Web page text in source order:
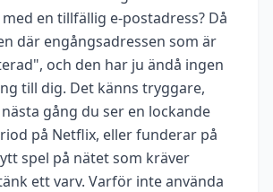
en tillfällig e-postadress? Då
där engångsadressen som är
och den har ju ändå ingen
till dig. Det känns tryggare,
gång du ser en lockande
på Netflix, eller funderar på
spel på nätet som kräver
ett varv. Varför inte använda